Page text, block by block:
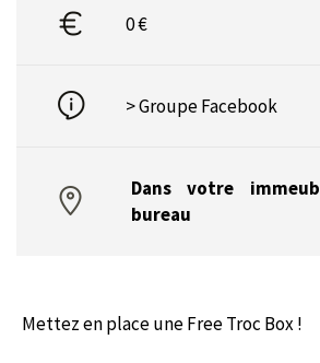
0 €
> Groupe Facebook
Dans votre
bureau
Mettez en place une Free Troc Box !